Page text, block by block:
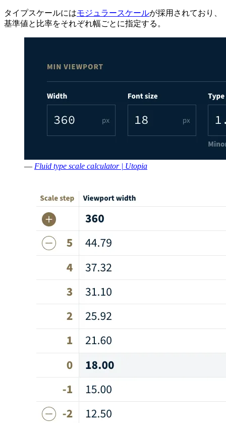
タイプスケールにはモジュラースケールが採用されており、
基準値と比率をそれぞれ幅ごとに指定する。
— Fluid type scale calculator | Utopia